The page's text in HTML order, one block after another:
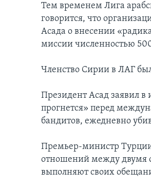
Тем временем Лига
говорится, что
Асада о внесении
миссии численностью
Членство Сирии в ЛАГ
Президент Асад заявил в
прогнется» перед
бандитов, ежедневно
Премьер-министр
отношений между двумя
выполняют своих